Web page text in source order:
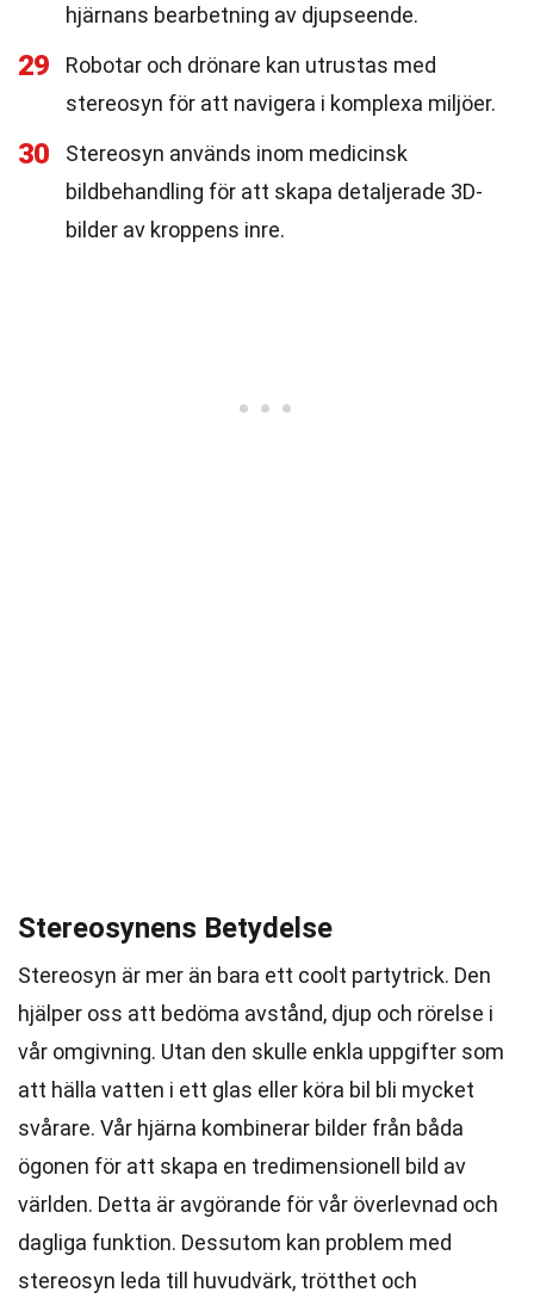
hjärnans bearbetning av djupseende.
29
Robotar och drönare kan utrustas med
stereosyn för att navigera i komplexa miljöer.
30
Stereosyn används inom medicinsk
bildbehandling för att skapa detaljerade 3D-
bilder av kroppens inre.
Stereosynens Betydelse
Stereosyn är mer än bara ett coolt partytrick. Den
hjälper oss att bedöma avstånd, djup och rörelse i
vår omgivning. Utan den skulle enkla uppgifter som
att hälla vatten i ett glas eller köra bil bli mycket
svårare. Vår hjärna kombinerar bilder från båda
ögonen för att skapa en tredimensionell bild av
världen. Detta är avgörande för vår överlevnad och
dagliga funktion. Dessutom kan problem med
stereosyn leda till huvudvärk, trötthet och